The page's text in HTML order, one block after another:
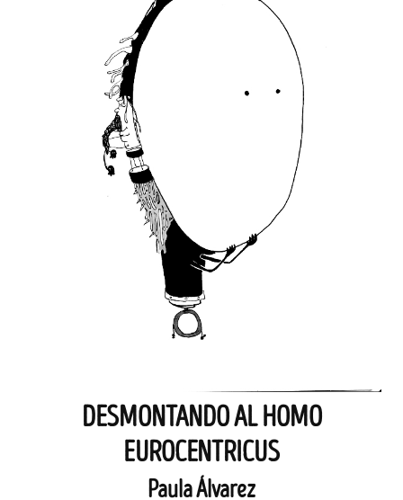
DESMONTANDO AL HOMO
EUROCENTRICUS
Paula Álvarez